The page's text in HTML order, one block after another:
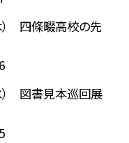
） 四條畷高校の先
） 図書見本巡回展